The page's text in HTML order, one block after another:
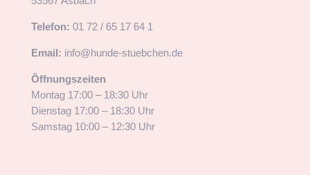
Telefon: 01 72 / 65 17 64 1
Email: info@hunde-stuebchen.de
Öffnungszeiten
Montag 17:00 – 18:30 Uhr
Dienstag 17:00 – 18:30 Uhr
Samstag 10:00 – 12:30 Uhr